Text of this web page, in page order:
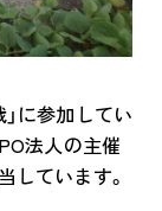
に参加してい
法人の主催
しています。